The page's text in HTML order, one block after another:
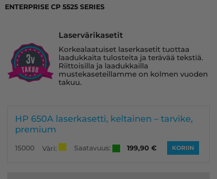
ENTERPRISE CP 5525 SERIES
Laservärikasetit
Korkealaatuiset laserkasetit tuottaa
laadukkaita tulosteita ja terävää tekstiä.
Riittoisilla ja laadukkailla
mustekaseteillamme on kolmen vuoden
takuu.
HP 650A laserkasetti, keltainen – tarvike,
premium
15000 Väri: Saatavuus: 199,90 € KORIIN